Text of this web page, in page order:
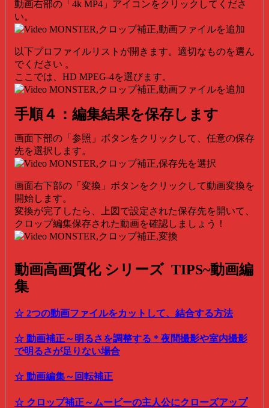
動画右部の「4k MP4」アイコンをクリックしてくださ
い。
以下プロファイルリストが開きます。適切なものを選ん
でください 。
ここでは、HD MPEG-4を選びます。
手順４：編集結果を保存します
画面下部の「参照」ボタンをクリックして、任意の保存
先を選択します。
画面右下部の「変換」ボタンをクリックして動画変換を
開始します。
変換が完了したら、上図で設定された保存先を開いて、
クロップ編集保存された動画を確認しましょう！
動画高画質化 シリーズ TIPS~動画編
集
☆ 2つの動画ファイルをカットして、結合する方法
☆ 動画補正～明るさを調整する * 夜間撮影や室内撮影
で明るさが足りない場合
☆ 動画編集～回転補正
☆ クロップ補正～ムービーの主人公にクローズアップ